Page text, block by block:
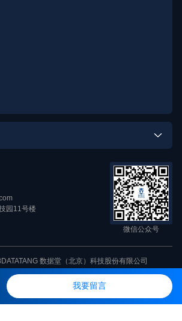
我要留言
园11号楼
微信公众号
数据堂（北京）科技股份有限公司
号 京公网安备 11010802026079号
法律声明与隐私政策